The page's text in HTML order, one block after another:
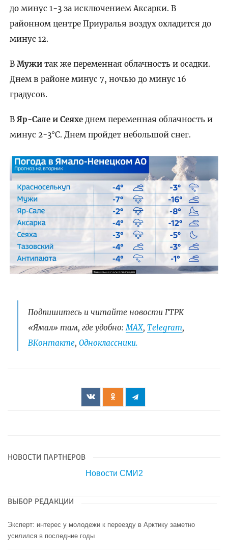
до минус 1-3 за исключением Аксарки. В
районном центре Приуралья воздух охладится до
минус 12.
В Мужитак же переменная облачность и осадки.
Днем в районе минус 7, ночью до минус 16
градусов.
В Яр-Сале и Сеяхеднем переменная облачность и
минус 2-3°C. Днем пройдет небольшой снег.
Подпишитесь и читайте новости ГТРК
«Ямал» там, где удобно:МАХ, Telegram,
ВКонтакте, Одноклассники.
НОВОСТИ ПАРТНЕРОВ
Новости СМИ2
ВЫБОР РЕДАКЦИИ
Эксперт: интерес у молодежи к переезду в Арктику заметно
усилился в последние годы